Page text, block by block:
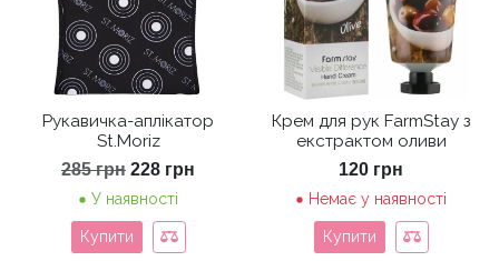
Рукавичка-аплікатор
St.Moriz
285грн Оригінальна
285 грн.
228 грн
У наявності
Купити
Крем для рук FarmStay з
екстрактом оливи
120 грн
Немає у наявності
Купити